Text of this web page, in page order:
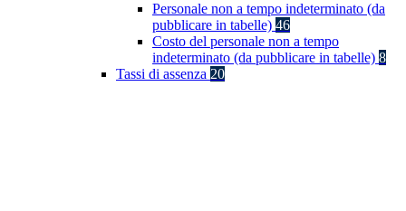
Personale non a tempo indeterminato (da
pubblicare in tabelle) 46
Costo del personale non a tempo
indeterminato (da pubblicare in tabelle) 8
Tassi di assenza 20